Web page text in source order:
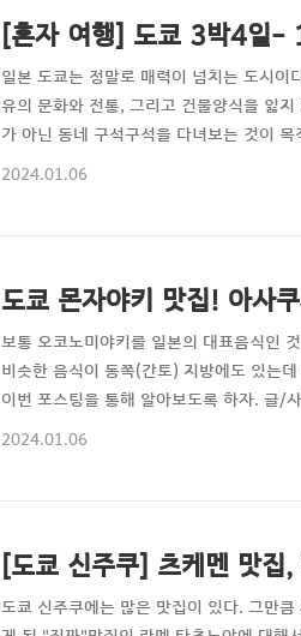
[혼자 여행] 도쿄 3박4일-
일본 도쿄는 정말로 매력이 넘치는 도시
유의 문화와 전통, 그리고 건물양식을 잃
가 아닌 동네 구석구석을 다녀보는 것이
아침, 3시... 알람이 울린다. 따듯한 이불과
2024.01.06
도쿄 몬자야키 맛집! 아사
보통 오코노미야키를 일본의 대표음식인
비슷한 음식이 동쪽(간토) 지방에도 있는
이번 포스팅을 통해 알아보도록 하자. 글/
식을 맛볼 수 있다. 일본의 독특한 맛을 느
2024.01.06
[도쿄 신주쿠] 츠케멘 맛집
도쿄 신주쿠에는 많은 맛집이 있다. 그만